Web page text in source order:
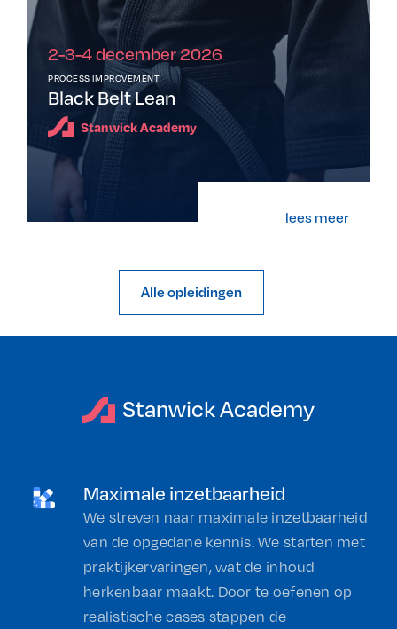
2-3-4 december 2026
PROCESS IMPROVEMENT
Black Belt Lean
Stanwick Academy
lees meer
Alle opleidingen
Stanwick Academy
Maximale inzetbaarheid
We streven naar maximale inzetbaarheid
van de opgedane kennis. We starten met
praktijkervaringen, wat de inhoud
herkenbaar maakt. Door te oefenen op
realistische cases stappen de